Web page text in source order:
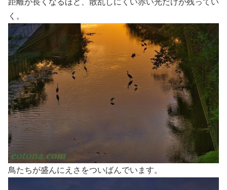
距離が長くなるほど、散乱しにくい赤い光だけが残ってい
く。
鳥たちが盛んにえさをついばんでいます。